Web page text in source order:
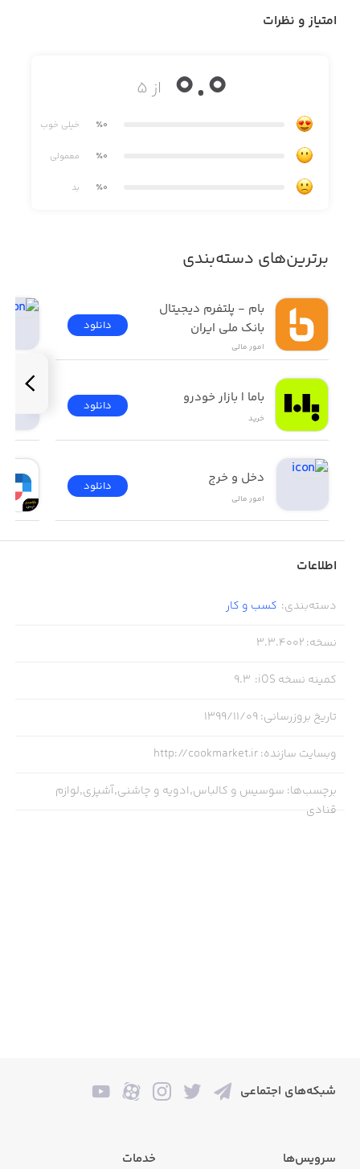
امتیاز و نظرات
از ۵ 0.0
٪0 خیلی خوب
٪0 معمولی
٪0 بد
برترین‌های دسته‌بندی
بانک ملی ایران
امور ‌مالی
دانلود
باما | بازار خودرو
خرید
دانلود
دخل و خرج
امور ‌مالی
دانلود
اطلاعات
دسته‌بندی: کسب‌ و ‌کار
نسخه:
3.3.4002
کمینه نسخه iOS :
9.3
تاریخ بروزرسانی: ۱۳۹۹/۱۱/۰۹
وبسایت سازنده:
http://cookmarket.ir
برچسب‌ها: سوسیس و کالباس,ادویه و چاشنی,آشپزی,لوازم
قنادی
شبکه‌های اجتماعی
سرویس‌ها خدمات